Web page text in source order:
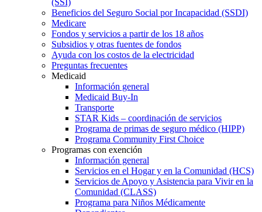
Beneficios del Seguro Social por Incapacidad (SSDI)
Medicare
Fondos y servicios a partir de los 18 años
Subsidios y otras fuentes de fondos
Ayuda con los costos de la electricidad
Preguntas frecuentes
Medicaid
Información general
Medicaid Buy-In
Transporte
STAR Kids – coordinación de servicios
Programa de primas de seguro médico (HIPP)
Programa Community First Choice
Programas con exención
Información general
Servicios en el Hogar y en la Comunidad (HCS)
Servicios de Apoyo y Asistencia para Vivir en la
Comunidad (CLASS)
Programa para Niños Médicamente